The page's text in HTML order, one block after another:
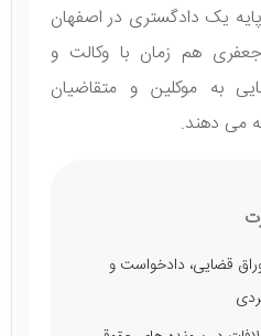
یک دادگستری در اصفهان
هم زمان با وکالت و
به موکلین و متقاضیان
می دهند.
قضایی، دادخواست و